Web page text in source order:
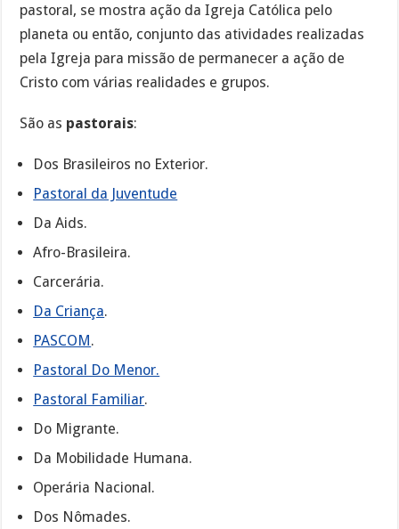
pastoral, se mostra ação da Igreja Católica pelo
planeta ou então, conjunto das atividades realizadas
pela Igreja para missão de permanecer a ação de
Cristo com várias realidades e grupos.
São as pastorais:
Dos Brasileiros no Exterior.
Pastoral da Juventude
Da Aids.
Afro-Brasileira.
Carcerária.
Da Criança.
PASCOM .
Pastoral Do Menor.
Pastoral Familiar.
Do Migrante.
Da Mobilidade Humana.
Operária Nacional.
Dos Nômades.